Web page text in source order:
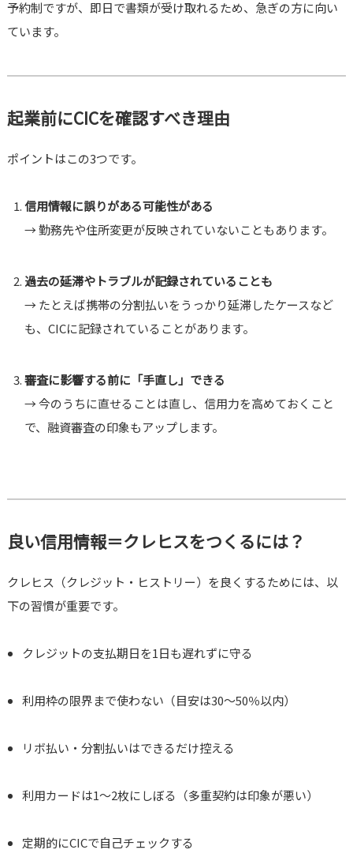
予約制ですが、即日で書類が受け取れるため、急ぎの方に向い
ています。
起業前にCICを確認すべき理由
ポイントはこの3つです。
信用情報に誤りがある可能性がある
→ 勤務先や住所変更が反映されていないこともあります。
過去の延滞やトラブルが記録されていることも
→ たとえば携帯の分割払いをうっかり延滞したケースなど
も、CICに記録されていることがあります。
審査に影響する前に「手直し」できる
→ 今のうちに直せることは直し、信用力を高めておくこと
で、融資審査の印象もアップします。
良い信用情報＝クレヒスをつくるには？
クレヒス（クレジット・ヒストリー）を良くするためには、以
下の習慣が重要です。
クレジットの支払期日を1日も遅れずに守る
利用枠の限界まで使わない（目安は30〜50％以内）
リボ払い・分割払いはできるだけ控える
利用カードは1〜2枚にしぼる（多重契約は印象が悪い）
定期的にCICで自己チェックする